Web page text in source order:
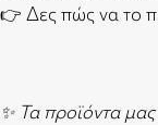
👉 Δες πώς να το
✨ Τα προϊόντα